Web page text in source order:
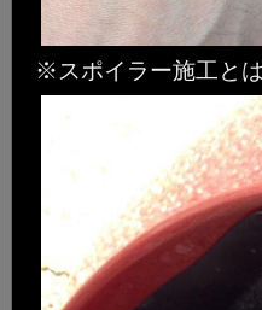
※スポイラー施工と